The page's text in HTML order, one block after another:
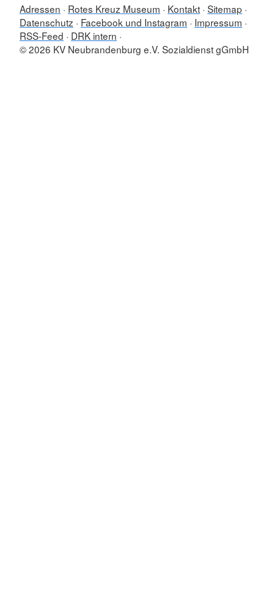
Adressen Rotes Kreuz Museum Kontakt Sitemap
Datenschutz
Facebook und Instagram
Impressum
RSS-Feed
DRK intern
© 2026 KV Neubrandenburg e.V. Sozialdienst gGmbH